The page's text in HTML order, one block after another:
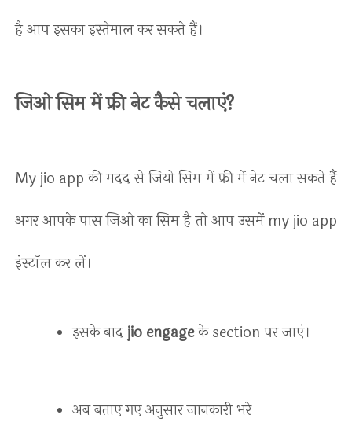
है आप इसका इस्तेमाल कर सकते हैं।
जिओ सिम में फ्री नेट कैसे चलाएं?
My jio app की मदद से जियो सिम में फ्री में नेट चला सकते हैं
अगर आपके पास जिओ का सिम है तो आप उसमें my jio app
इंस्टॉल कर लें।
इसके बाद jio engage के section पर जाएं।
अब बताए गए अनुसार जानकारी भरे